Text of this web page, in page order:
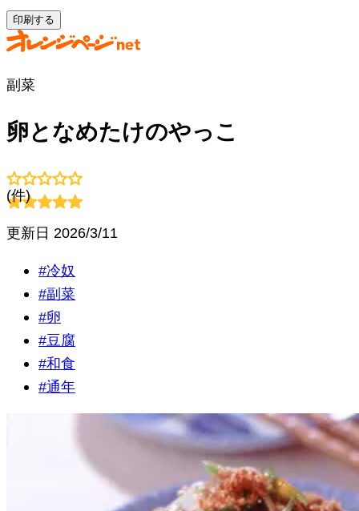
印刷する
副菜
卵となめたけのやっこ
(件)
更新日 2026/3/11
#冷奴
#副菜
#卵
#豆腐
#和食
#通年